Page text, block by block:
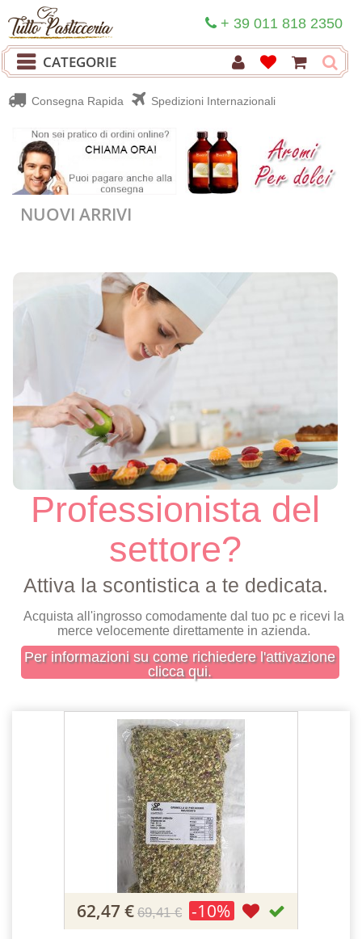
+ 39 011 818 2350
CATEGORIE
Consegna Rapida Spedizioni Internazionali
NUOVI ARRIVI
Professionista del
settore?
Attiva la scontistica a te dedicata.
Acquista all'ingrosso comodamente dal tuo pc e ricevi la
merce velocemente direttamente in azienda.
Per informazioni su come richiedere l'attivazione
clicca qui.
62,47 € 69,41 € -10%